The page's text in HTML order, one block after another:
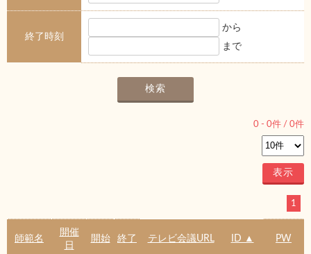
終了時刻
から
まで
0 - 0件 / 0件
1
師範名
開催
日
開始 終了 テレビ会議URL ID ▲ PW